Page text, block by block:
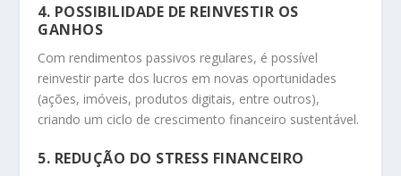
4. POSSIBILIDADE DE REINVESTIR OS
GANHOS
Com rendimentos passivos regulares, é possível
reinvestir parte dos lucros em novas oportunidades
(ações, imóveis, produtos digitais, entre outros),
criando um ciclo de crescimento financeiro sustentável.
5. REDUÇÃO DO STRESS FINANCEIRO